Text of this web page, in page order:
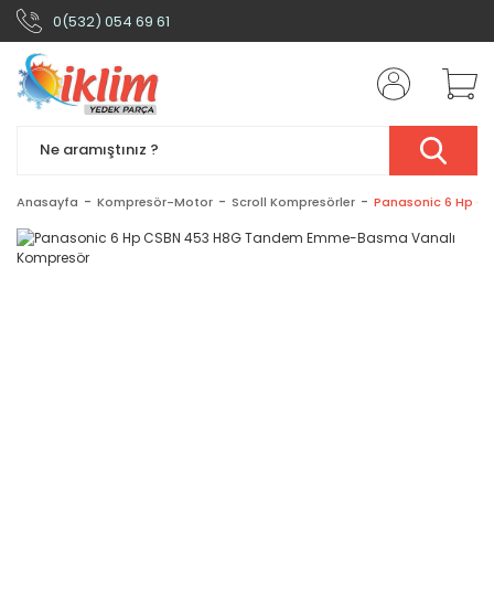
0(532) 054 69 61
Anasayfa Kompresör-Motor Scroll Kompresörler Panasonic 6 Hp